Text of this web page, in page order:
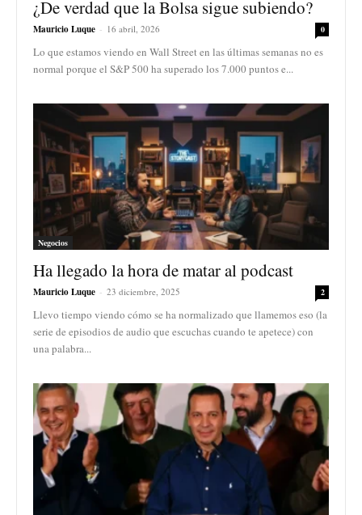
¿De verdad que la Bolsa sigue subiendo?
Mauricio Luque - 16 abril, 2026 0
Lo que estamos viendo en Wall Street en las últimas semanas no es
normal porque el S&P 500 ha superado los 7.000 puntos e...
Negocios
Ha llegado la hora de matar al podcast
Mauricio Luque - 23 diciembre, 2025 2
Llevo tiempo viendo cómo se ha normalizado que llamemos eso (la
serie de episodios de audio que escuchas cuando te apetece) con
una palabra...